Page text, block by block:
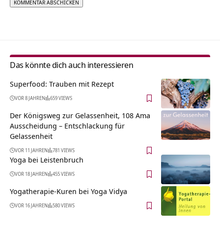
Das könnte dich auch interessieren
Superfood: Trauben mit Rezept
VOR 8 JAHREN 659 VIEWS
Der Königsweg zur Gelassenheit, 108 Ama
Ausscheidung – Entschlackung für
Gelassenheit
VOR 11 JAHREN 781 VIEWS
Yoga bei Leistenbruch
VOR 18 JAHREN 455 VIEWS
Yogatherapie-Kuren bei Yoga Vidya
VOR 16 JAHREN 580 VIEWS